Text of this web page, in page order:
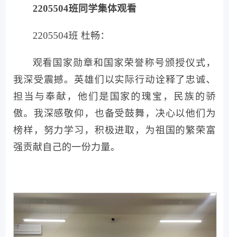
2205504班同学集体观看
2205504班 杜畅：
观看国家勋章和国家荣誉称号颁授仪式，
我深受震撼。英雄们以实际行动诠释了忠诚、
担当与奉献，他们是国家的瑰宝，民族的骄
傲。我深感敬仰，也备受鼓舞，决心以他们为
榜样，努力学习，积极进取，为祖国的繁荣富
强贡献自己的一份力量。